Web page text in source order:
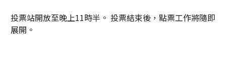
投票站開放至晚上11時半。 投票結束後，點票工作將隨即
展開。